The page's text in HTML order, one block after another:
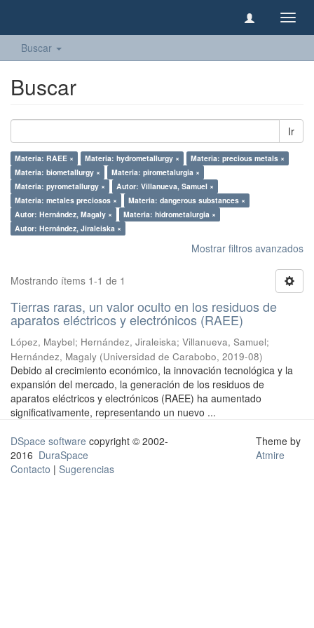
Buscar
Buscar
Ir
Materia: RAEE × Materia: hydrometallurgy ×
Materia: precious metals ×
Materia: biometallurgy ×
Materia: pirometalurgia ×
Materia: pyrometallurgy ×
Autor: Villanueva, Samuel ×
Materia: metales preciosos ×
Materia: dangerous substances ×
Autor: Hernández, Magaly ×
Materia: hidrometalurgia ×
Autor: Hernández, Jiraleiska ×
Mostrar filtros avanzados
Mostrando ítems 1-1 de 1
Tierras raras, un valor oculto en los residuos de
aparatos eléctricos y electrónicos (RAEE)
López, Maybel; Hernández, Jiraleiska; Villanueva, Samuel;
Hernández, Magaly (Universidad de Carabobo, 2019-08)
Debido al crecimiento económico, la innovación tecnológica y la
expansión del mercado, la generación de los residuos de
aparatos eléctricos y electrónicos (RAEE) ha aumentado
significativamente, representando un nuevo ...
DSpace software copyright © 2002-
2016 DuraSpace
Contacto | Sugerencias
Theme by
Atmire